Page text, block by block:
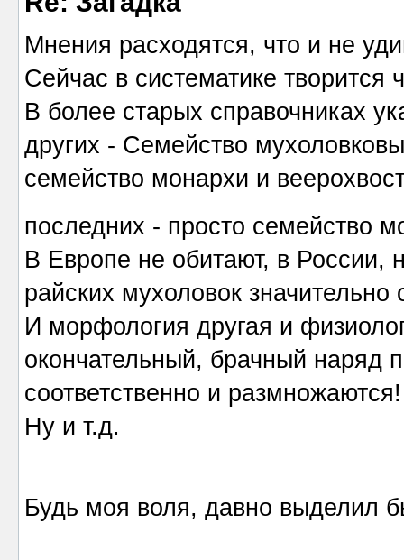
Мнения расходятся, что и не
Сейчас в систематике творится
В более старых справочниках
других - Семейство
семейство монархи и
последних - просто семейство
В Европе не обитают, в России,
райских мухоловок
И морфология другая и
окончательный, брачный наряд
соответственно и размножаются!
Ну и т.д.
Будь моя воля, давно выделил